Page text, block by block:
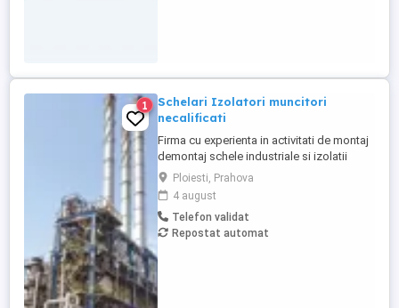
1
Schelari Izolatori muncitori
necalificati
Firma cu experienta in activitati de montaj
demontaj schele industriale si izolatii
industriale in rafinarii, combinate
petrochimice, otelarii ofera locuri de
munca in Belgia pentru: - schelari
muncitori necalificati pentru activitatea de
montaj demontaj schele industriale; -
Ploiesti, Prahova
4 august
Telefon validat
Repostat automat